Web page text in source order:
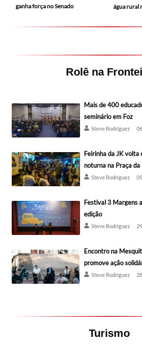
ganha força no Senado
água rural
Rolê na
Mais de 400
seminário em Foz
Steve Rodríguez
Feirinha da JK volta
noturna na Praça da
Steve Rodríguez
Festival 3 Margens
edição
Steve Rodríguez
Encontro na
promove ação
Steve Rodríguez
Turismo